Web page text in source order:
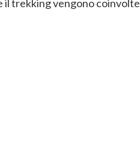
il trekking vengono coinvolte